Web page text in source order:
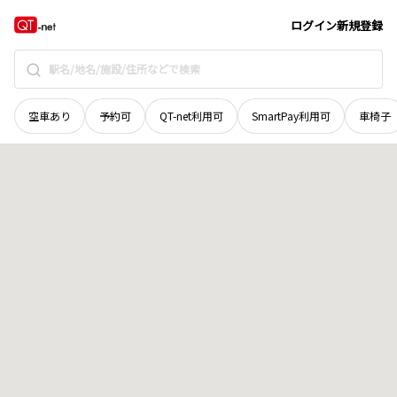
ログイン新規登録
空車あり 予約可 QT-net利用可 SmartPay利用可 車椅子
山口県